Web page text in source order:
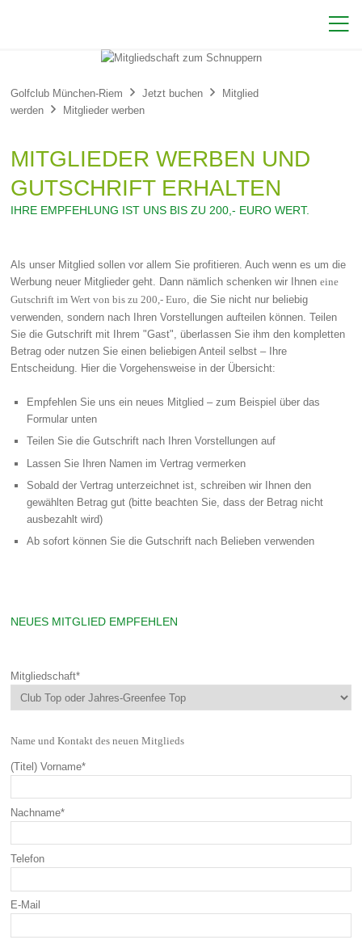

Golfclub München-Riem  Jetzt buchen 
Mitglied
werden
 Mitglieder werben
MITGLIEDER WERBEN UND
GUTSCHRIFT ERHALTEN
IHRE EMPFEHLUNG IST UNS BIS ZU 200,- EURO WERT.
Als unser Mitglied sollen vor allem Sie profitieren. Auch wenn es um die
Werbung neuer Mitglieder geht. Dann nämlich schenken wir Ihneneine
Gutschrift im Wert von bis zu 200,- Euro
, die Sie nicht nur beliebig
verwenden, sondern nach Ihren Vorstellungen aufteilen können. Teilen
Sie die Gutschrift mit Ihrem "Gast", überlassen Sie ihm den kompletten
Betrag oder nutzen Sie einen beliebigen Anteil selbst – Ihre
Entscheidung. Hier die Vorgehensweise in der Übersicht:
Empfehlen Sie uns ein neues Mitglied – zum Beispiel über das
Formular unten
Teilen Sie die Gutschrift nach Ihren Vorstellungen auf
Lassen Sie Ihren Namen im Vertrag vermerken
Sobald der Vertrag unterzeichnet ist, schreiben wir Ihnen den
gewählten Betrag gut (bitte beachten Sie, dass der Betrag nicht
ausbezahlt wird)
Ab sofort können Sie die Gutschrift nach Belieben verwenden
NEUES MITGLIED EMPFEHLEN
Mitgliedschaft*
Name und Kontakt des neuen Mitglieds
(Titel) Vorname*
Nachname*
Telefon
E-Mail